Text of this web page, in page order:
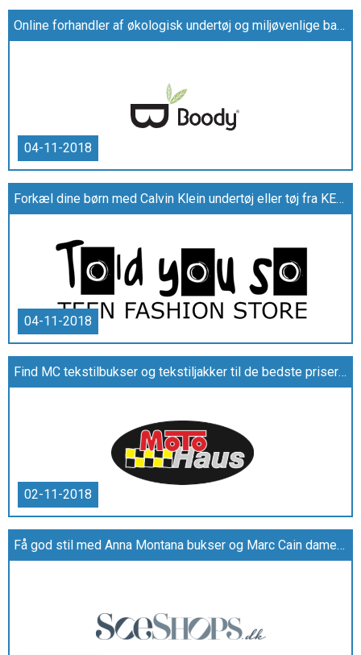
Online forhandler af økologisk undertøj og miljøvenlige bambussokker til lave priser
04-11-2018
Forkæl dine børn med Calvin Klein undertøj eller tøj fra KENZO
04-11-2018
Find MC tekstilbukser og tekstiljakker til de bedste priser på www.motohaus.dk
02-11-2018
Få god stil med Anna Montana bukser og Marc Cain dametøj i høj kvalitet